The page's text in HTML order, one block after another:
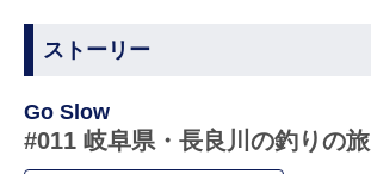
ストーリー
Go Slow
#011 岐阜県・長良川の釣りの旅